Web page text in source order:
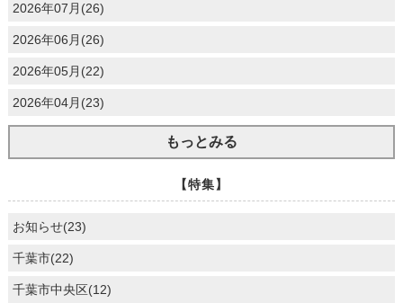
2026年07月(26)
2026年06月(26)
2026年05月(22)
2026年04月(23)
もっとみる
【特集】
お知らせ(23)
千葉市(22)
千葉市中央区(12)